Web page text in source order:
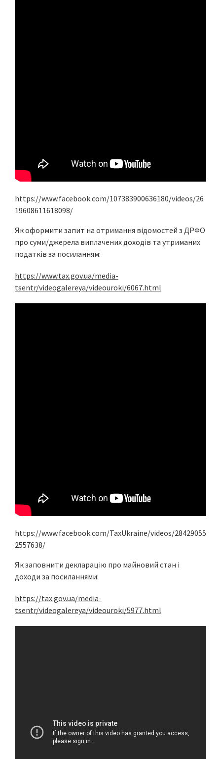
https://www.facebook.com/107383900636180/videos/26
19608611618098/
Як оформити запит на отримання відомостей з ДРФО
про суми/джерела виплачених доходів та утриманих
податків за посиланням:
https://www.tax.gov.ua/media-
tsentr/videogalereya/videouroki/6067.html
https://www.facebook.com/TaxUkraine/videos/28429055
2557638/
Як заповнити декларацію про майновий стан і
доходи за посиланнями:
https://tax.gov.ua/media-
tsentr/videogalereya/videouroki/5977.html